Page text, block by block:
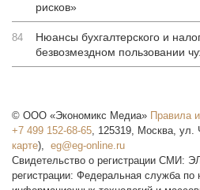
рисков»
84
Нюансы бухгалтерского и
безвозмездном пользовании
© ООО «Экономикс Медиа» Правила
+7 499 152-68-65, 125319, Москва, ул.
карте),
Свидетельство о регистрации СМИ:
регистрации: Федеральная служба по